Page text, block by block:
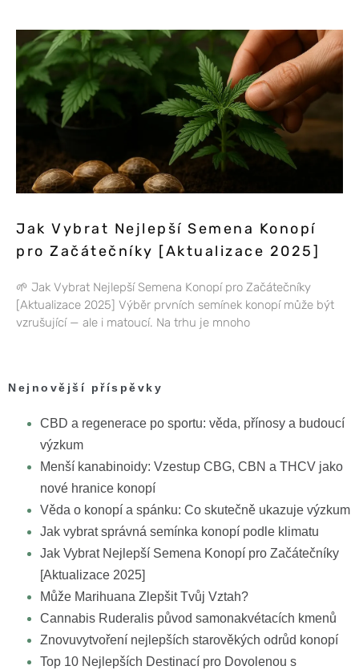
Jak Vybrat Nejlepší Semena Konopí
pro Začátečníky [Aktualizace 2025]
🌱 Jak Vybrat Nejlepší Semena Konopí pro Začátečníky
[Aktualizace 2025] Výběr prvních semínek konopí může být
vzrušující — ale i matoucí. Na trhu je mnoho
Nejnovější příspěvky
CBD a regenerace po sportu: věda, přínosy a budoucí
výzkum
Menší kanabinoidy: Vzestup CBG, CBN a THCV jako
nové hranice konopí
Věda o konopí a spánku: Co skutečně ukazuje výzkum
Jak vybrat správná semínka konopí podle klimatu
Jak Vybrat Nejlepší Semena Konopí pro Začátečníky
[Aktualizace 2025]
Může Marihuana Zlepšit Tvůj Vztah?
Cannabis Ruderalis původ samonakvétacích kmenů
Znovuvytvoření nejlepších starověkých odrůd konopí
Top 10 Nejlepších Destinací pro Dovolenou s